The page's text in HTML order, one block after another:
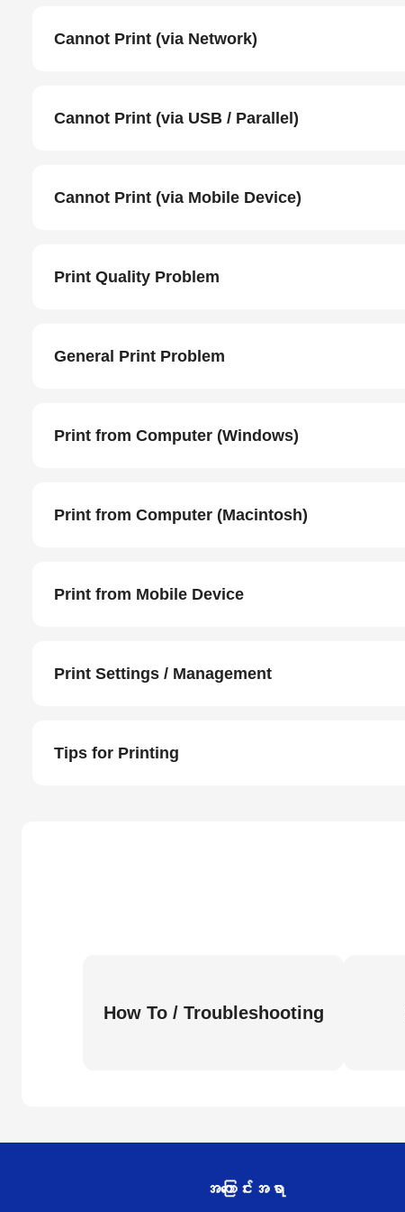
Cannot Print (via Network)
Cannot Print (via USB / Parallel)
Cannot Print (via Mobile Device)
Print Quality Problem
General Print Problem
Print from Computer (Windows)
Print from Computer (Macintosh)
Print from Mobile Device
Print Settings / Management
Tips for Printing
How To / Troubleshooting
အကြောင်းအရာ